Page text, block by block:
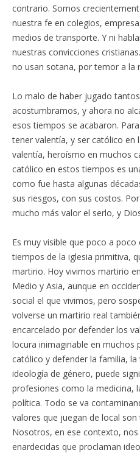
contrario. Somos
nuestra fe en colegios,
medios de transporte. Y ni
nuestras convicciones
no usan sotana, por temor a la
Lo malo de haber jugado
acostumbramos, y ahora no
esos tiempos se acabaron.
tener valentía, y ser católico en
valentía, heroísmo en muchos
católico en estos tiempos es
como fue hasta algunas
sus riesgos, con sus costos.
mucho más valor el serlo, y
Es muy visible que poco a
tiempos de la iglesia primitiva,
martirio. Hoy vivimos martirio
Medio y Asia, aunque en
social el que vivimos, pero
volverse un martirio real
encarcelado por defender los
locura inimaginable en muchos
católico y defender la familia, la
ideología de género, puede
profesiones como la medicina,
política. Todo se va
valores que juegan de local
Nosotros, en ese contexto,
enardecidas que proclaman